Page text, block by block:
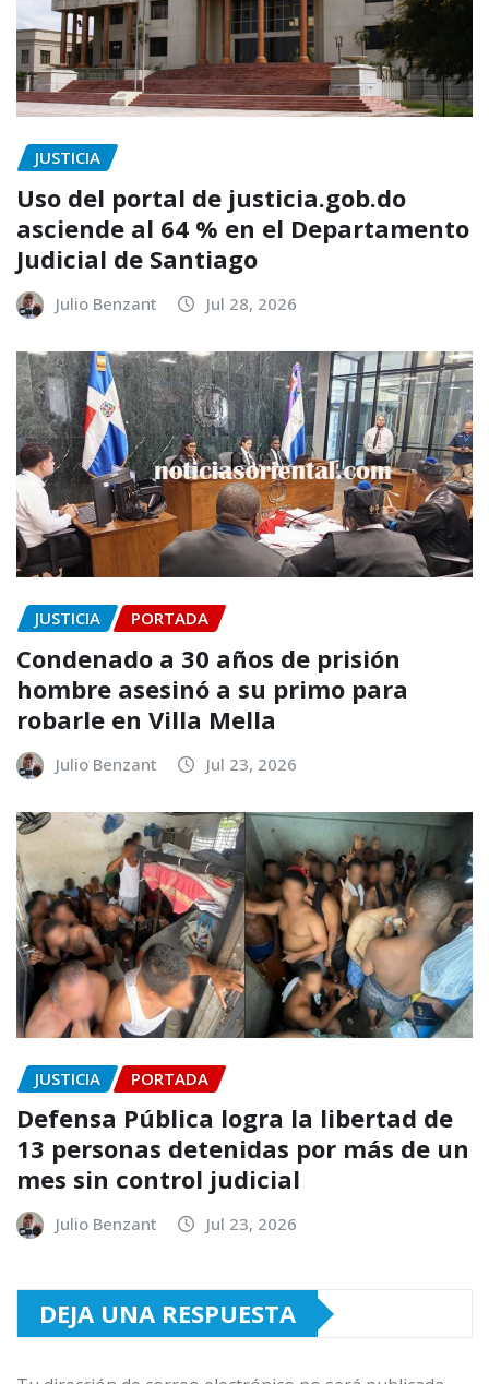
JUSTICIA
Uso del portal de justicia.gob.do
asciende al 64 % en el Departamento
Judicial de Santiago
Julio Benzant Jul 28, 2026
JUSTICIA PORTADA
Condenado a 30 años de prisión
hombre asesinó a su primo para
robarle en Villa Mella
Julio Benzant Jul 23, 2026
JUSTICIA PORTADA
Defensa Pública logra la libertad de
13 personas detenidas por más de un
mes sin control judicial
Julio Benzant Jul 23, 2026
DEJA UNA RESPUESTA